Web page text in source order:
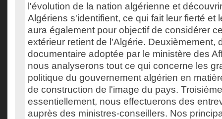
l'évolution de la nation algérienne et
Algériens s'identifient, ce qui fait leur fierté et
aura également pour objectif de considérer
extérieur retient de l'Algérie. Deuxièmement,
documentaire adoptée par le ministère des
nous analyserons tout ce qui concerne les
politique du gouvernement algérien en
de construction de l'image du pays.
essentiellement, nous effectuerons des
auprès des ministres-conseillers. Nos